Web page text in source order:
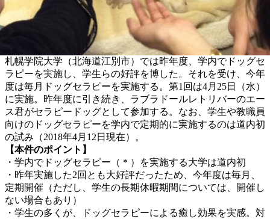
札幌学院大学（北海道江別市）では昨年度、学内でドッグセ
ラピーを実施し、学生らの好評を博した。それを受け、今年
度は毎月ドッグセラピーを実施する。第1回は4月25日（水）
に実施。昨年度に引き続き、ラブラドールレトリバーのエー
ス君がセラピードッグとして参加する。なお、学生や教職員
向けのドッグセラピーを学内で定期的に実施するのは道内初
の試み（2018年4月12日現在）。
【本件のポイント】
・学内でドッグセラピー（＊）を実施する大学は道内初
・昨年実施した2回とも大好評だったため、今年度は毎月、
定期開催（ただし、学生の長期休暇期間については、開催し
ない場合もあり）
・学生の多くが、ドッグセラピーによる癒し効果を実感。対